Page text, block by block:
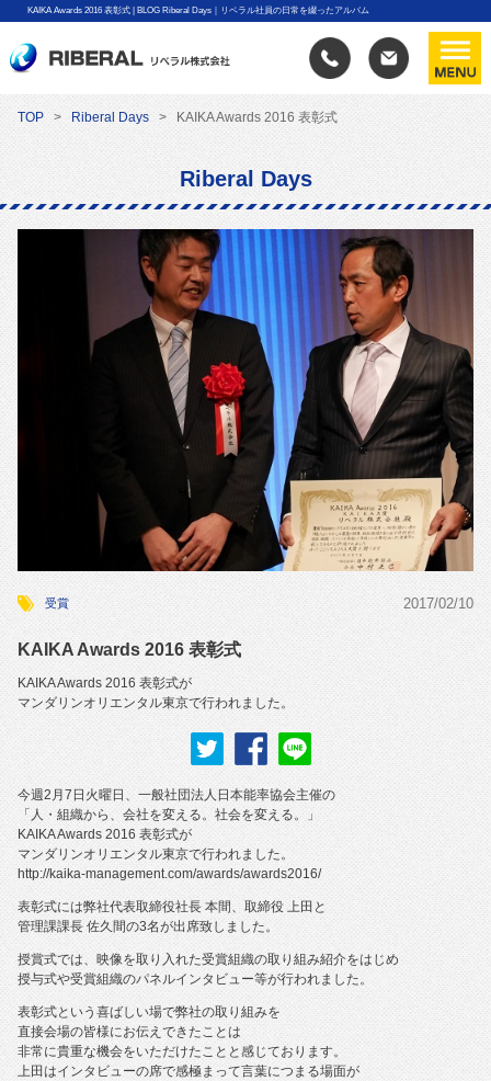
KAIKA Awards 2016 表彰式 | BLOG Riberal Days｜リベラル社員の日常を綴ったアルバム
TOP Riberal Days KAIKA Awards 2016 表彰式
Riberal Days
受賞 2017/02/10
KAIKA Awards 2016 表彰式
KAIKA Awards 2016 表彰式が
マンダリンオリエンタル東京で行われました。
今週2月7日火曜日、一般社団法人日本能率協会主催の
「人・組織から、会社を変える。社会を変える。」
KAIKA Awards 2016 表彰式が
マンダリンオリエンタル東京で行われました。
http://kaika-management.com/awards/awards2016/
表彰式には弊社代表取締役社長 本間、取締役 上田と
管理課課長 佐久間の3名が出席致しました。
授賞式では、映像を取り入れた受賞組織の取り組み紹介をはじめ
授与式や受賞組織のパネルインタビュー等が行われました。
表彰式という喜ばしい場で弊社の取り組みを
直接会場の皆様にお伝えできたことは
非常に貴重な機会をいただけたことと感じております。
上田はインタビューの席で感極まって言葉につまる場面が